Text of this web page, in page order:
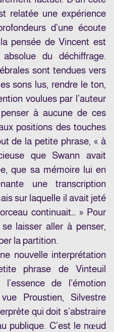
relatée une expérience
d’une écoute
pensée de Vincent est
du déchiffrage.
sont tendues vers
sons lus, rendre le ton,
voulues par l’auteur
à aucune de ces
positions des touches
de la petite phrase, « à
que Swann avait
que sa mémoire lui en
une transcription
sur laquelle il avait jeté
continuait… » Pour
laisser aller à penser,
la partition.
nouvelle interprétation
phrase de Vinteuil
de l’émotion
Proustien, Silvestre
qui doit s’abstraire
publique. C’est le nœud